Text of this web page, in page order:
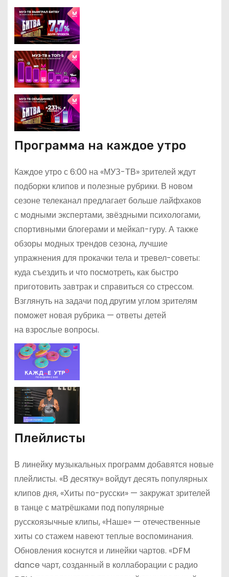
Программа на каждое утро
Каждое утро с 6:00 на «МУЗ-ТВ» зрителей ждут
подборки клипов и полезные рубрики. В новом
сезоне телеканал предлагает больше лайфхаков
с модными экспертами, звёздными психологами,
спортивными блогерами и мейкап-гуру. А также
обзоры модных трендов сезона, лучшие
упражнения для прокачки тела и тревел-советы:
куда съездить и что посмотреть, как быстро
приготовить завтрак и справиться со стрессом.
Взглянуть на задачи под другим углом зрителям
поможет новая рубрика — ответы детей
на взрослые вопросы.
Плейлисты
В линейку музыкальных программ добавятся новые
плейлисты. «В десятку» войдут десять популярных
клипов дня, «Хиты по-русски» — закружат зрителей
в танце с матрёшками под популярные
русскоязычные клипы, «Наше» — отечественные
хиты со стажем навеют теплые воспоминания.
Обновления коснутся и линейки чартов. «DFM
dance чарт, созданный в коллаборации с радио